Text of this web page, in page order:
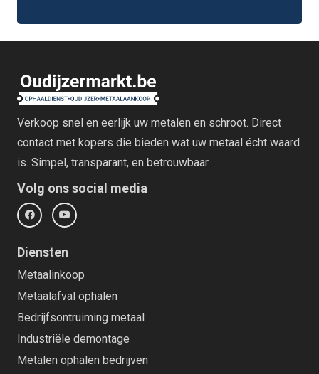
Verkoop snel en eerlijk uw metalen en schroot. Direct
contact met kopers die bieden wat uw metaal écht waard
is. Simpel, transparant, en betrouwbaar.
Volg ons social media
Diensten
Metaalinkoop
Metaalafval ophalen
Bedrijfsontruiming metaal
Industriële demontage
Metalen ophalen bedrijven